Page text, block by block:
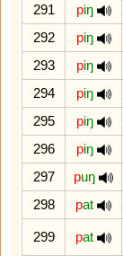
291
piŋ
292
piŋ
293
piŋ
294
piŋ
295
piŋ
296
piŋ
297
puŋ
298
pat
299 pat